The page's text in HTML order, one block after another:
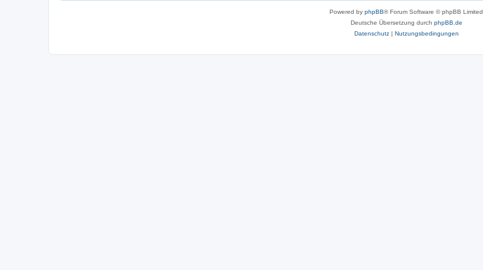
Powered by phpBB® Forum Software © phpBB Limited
Deutsche Übersetzung durch phpBB.de
Datenschutz| Nutzungsbedingungen